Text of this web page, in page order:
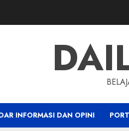
INFORMASI DAN OPINI